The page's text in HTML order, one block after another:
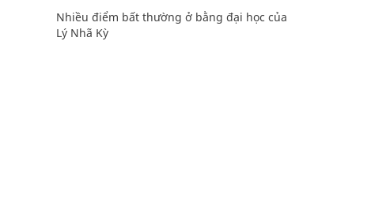
Nhiều điểm bất thường ở bằng đại học của
Lý Nhã Kỳ